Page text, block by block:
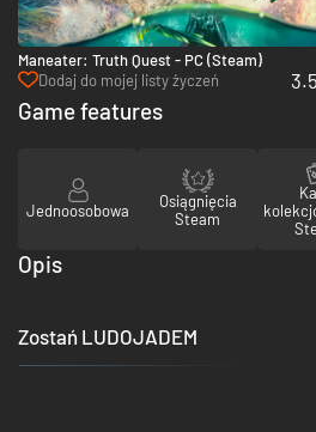
Maneater: Truth Quest - PC (Steam)
Dodaj do mojej listy życzeń
Game features
Jednoosobowa
Osiągnięcia
Steam
Opis
Zostań LUDOJADEM